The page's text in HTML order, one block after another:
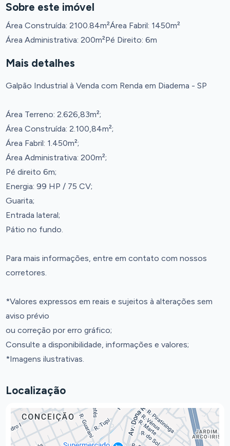
Sobre este imóvel
Área Construída: 2100.84m²Área Fabril: 1450m²
Área Administrativa: 200m²Pé Direito: 6m
Mais detalhes
Galpão Industrial à Venda com Renda em Diadema - SP
Área Terreno: 2.626,83m²;
Área Construída: 2.100,84m²;
Área Fabril: 1.450m²;
Área Administrativa: 200m²;
Pé direito 6m;
Energia: 99 HP / 75 CV;
Guarita;
Entrada lateral;
Pátio no fundo.
Para mais informações, entre em contato com nossos
corretores.
*Valores expressos em reais e sujeitos à alterações sem
aviso prévio
ou correção por erro gráfico;
Consulte a disponibilidade, informações e valores;
*Imagens ilustrativas.
Localização